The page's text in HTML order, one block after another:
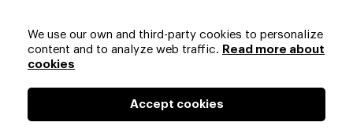
© 2013 - 2026 Brainmedia, s.r.o.
Privacy Policy
We use our own and third-party cookies to personalize
content and to analyze web traffic. Read more about
cookies
Accept cookies